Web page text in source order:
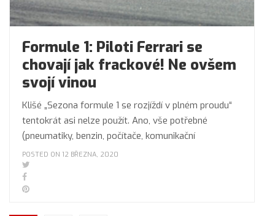
Formule 1: Piloti Ferrari se
chovají jak frackové! Ne ovšem
svojí vinou
Klišé „Sezona formule 1 se rozjíždí v plném proudu“
tentokrát asi nelze použít. Ano, vše potřebné
(pneumatiky, benzin, počítače, komunikační
POSTED ON 12 BŘEZNA, 2020